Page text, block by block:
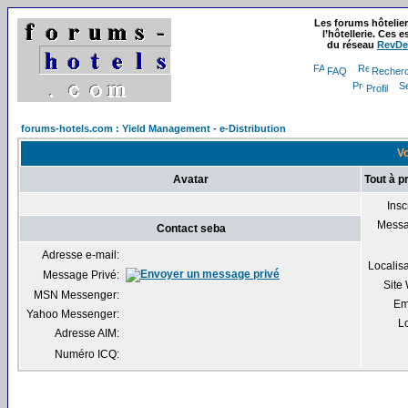
Les forums
l’hôtellerie. Ces
du réseau
FAQ
Profil
forums-hotels.com : Yield Management - e-Distribution
Avatar Tout à
Site
Contact seba
Adresse e-mail:
Message Privé:
MSN Messenger:
Yahoo Messenger:
Adresse AIM:
Numéro ICQ: